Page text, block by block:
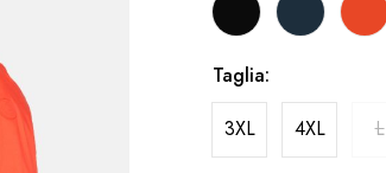
Taglia
3XL
4XL L